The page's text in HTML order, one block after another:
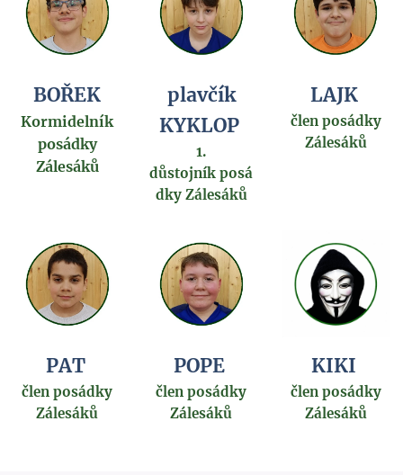
BOŘEK
Kormidelník
posádky
Zálesáků
plavčík
KYKLOP
1.
důstojník posá
dky Zálesáků
LAJK
člen posádky
Zálesáků
PAT
člen posádky
Zálesáků
POPE
člen posádky
Zálesáků
KIKI
člen posádky
Zálesáků